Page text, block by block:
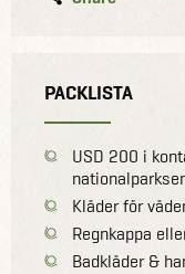
PACKLISTA
USD 200 i
Kläder för
Regnkappa
Badkläder &